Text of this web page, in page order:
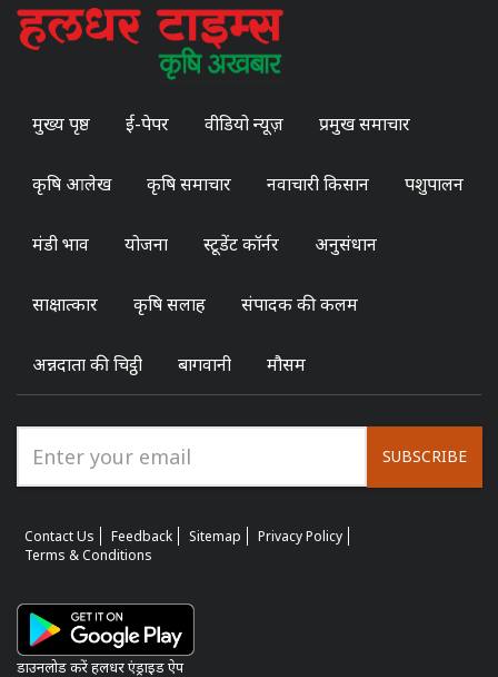
मुख्य पृष्ठ ई-पेपर वीडियो न्यूज़ प्रमुख समाचार
कृषि आलेख कृषि समाचार नवाचारी किसान पशुपालन
मंडी भाव योजना स्टूडेंट कॉर्नर अनुसंधान
साक्षात्कार कृषि सलाह संपादक की कलम
अन्नदाता की चिट्ठी बागवानी मौसम
SUBSCRIBE
Contact Us Feedback Sitemap
Privacy Policy
Terms & Conditions
डाउनलोड करें हलधर एंड्राइड ऐप